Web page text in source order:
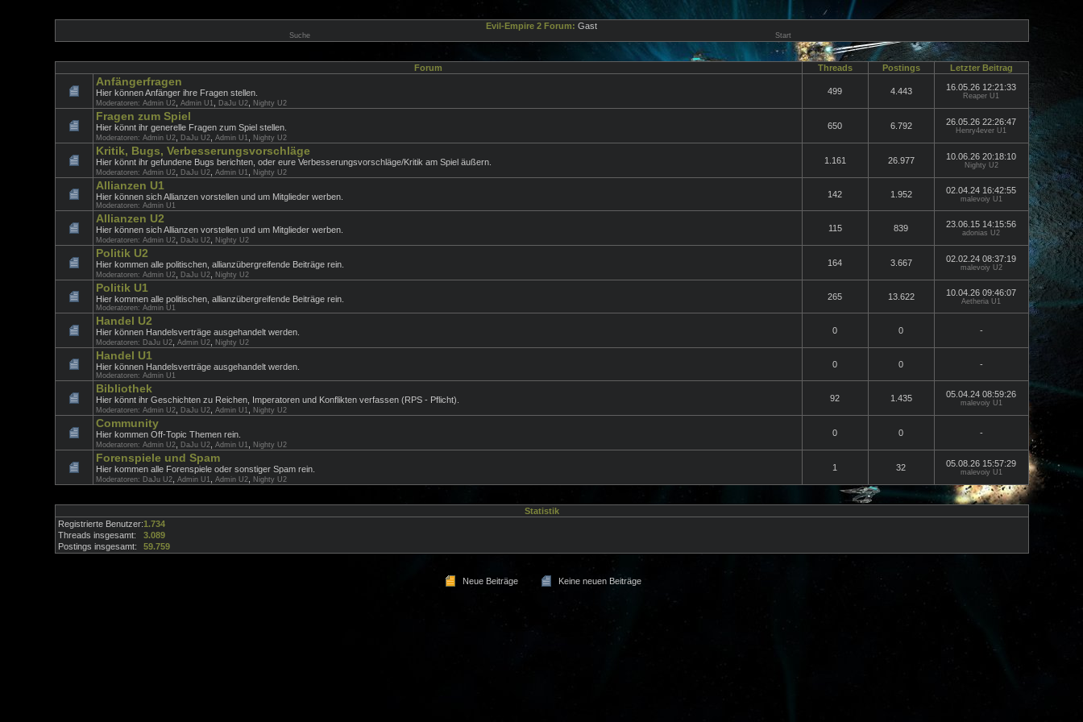
Evil-Empire 2 Forum: Gast
Suche Start
Forum Threads Postings Letzter Beitrag
Anfängerfragen
Hier können Anfänger ihre Fragen stellen.
Moderatoren: Admin U2, Admin U1 DaJu U2, Nighty U2
499 4.443 16.05.26 12:21:33
Reaper U1
Fragen zum Spiel
Hier könnt ihr generelle Fragen zum Spiel stellen.
Moderatoren: Admin U2, DaJu U2, Admin U1 Nighty U2
650 6.792 26.05.26 22:26:47
Henry4ever U1
Kritik, Bugs, Verbesserungsvorschläge
Hier könnt ihr gefundene Bugs berichten, oder eure Verbesserungsvorschläge/Kritik am Spiel äußern.
Moderatoren: Admin U2, DaJu U2, Admin U1 Nighty U2
1.161 26.977 10.06.26 20:18:10
Nighty U2
Allianzen U1
Hier können sich Allianzen vorstellen und um Mitglieder werben.
Moderatoren: Admin U1
142 1.952 02.04.24 16:42:55
malevoiy U1
Allianzen U2
Hier können sich Allianzen vorstellen und um Mitglieder werben.
Moderatoren: Admin U2, DaJu U2, Nighty U2
115 839 23.06.15 14:15:56
adonias U2
Politik U2
Hier kommen alle politischen, allianzübergreifende Beiträge rein.
Moderatoren: Admin U2, DaJu U2, Nighty U2
164 3.667 02.02.24 08:37:19
malevoiy U2
Politik U1
Hier kommen alle politischen, allianzübergreifende Beiträge rein.
Moderatoren: Admin U1
265 13.622 10.04.26 09:46:07
Aetheria U1
Handel U2
Hier können Handelsverträge ausgehandelt werden.
Moderatoren: DaJu U2, Admin U2, Nighty U2
0 0 -
Handel U1
Hier können Handelsverträge ausgehandelt werden.
Moderatoren: Admin U1
0 0 -
Bibliothek
Hier könnt ihr Geschichten zu Reichen, Imperatoren und Konflikten verfassen (RPS - Pflicht).
Moderatoren: Admin U2, DaJu U2, Admin U1 Nighty U2
92 1.435 05.04.24 08:59:26
malevoiy U1
Community
Hier kommen Off-Topic Themen rein.
Moderatoren: Admin U2, DaJu U2, Admin U1 Nighty U2
0 0 -
Forenspiele und Spam
Hier kommen alle Forenspiele oder sonstiger Spam rein.
Moderatoren: DaJu U2, Admin U1 Admin U2, Nighty U2
1 32 05.08.26 15:57:29
malevoiy U1
Statistik
Registrierte Benutzer:1.734
Threads insgesamt:
3.089
Postings insgesamt:
59.759
Neue Beiträge Keine neuen Beiträge